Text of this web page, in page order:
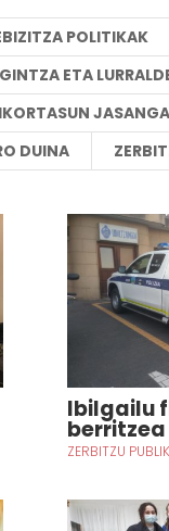
POLITIKAK
ETA
DUINA
Ibilgailu
berritzea
ZERBITZU